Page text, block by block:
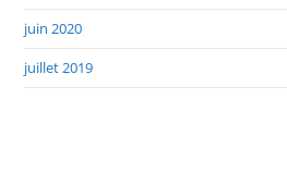
juin 2020
juillet 2019